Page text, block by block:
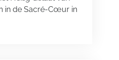
in de Sacré-Cœur in